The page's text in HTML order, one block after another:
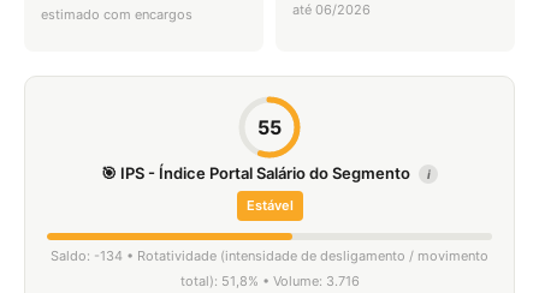
estimado com encargos até 06/2026
55
🎯 IPS - Índice Portal Salário do Segmento i
Estável
Saldo: -134 • Rotatividade (intensidade de desligamento / movimento
total): 51,8% • Volume: 3.716